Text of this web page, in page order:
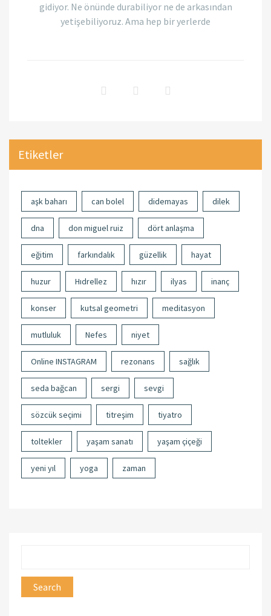
gidiyor. Ne önünde durabiliyor ne de arkasından
yetişebiliyoruz. Ama hep bir yerlerde
Etiketler
aşk baharı can bolel didemayas dilek
dna don miguel ruiz dört anlaşma
eğitim farkındalık güzellik hayat
huzur Hıdrellez hızır ilyas inanç
konser kutsal geometri meditasyon
mutluluk Nefes niyet
Online INSTAGRAM rezonans sağlık
seda bağcan sergi sevgi
sözcük seçimi titreşim tiyatro
toltekler yaşam sanatı yaşam çiçeği
yeni yıl yoga zaman